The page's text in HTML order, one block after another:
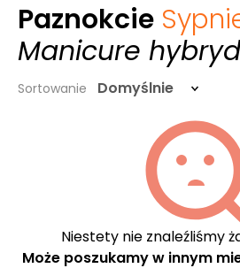
Paznokcie
Manicure
Sortowanie Domyślnie
Niestety nie znaleźliśmy
Może poszukamy w innym